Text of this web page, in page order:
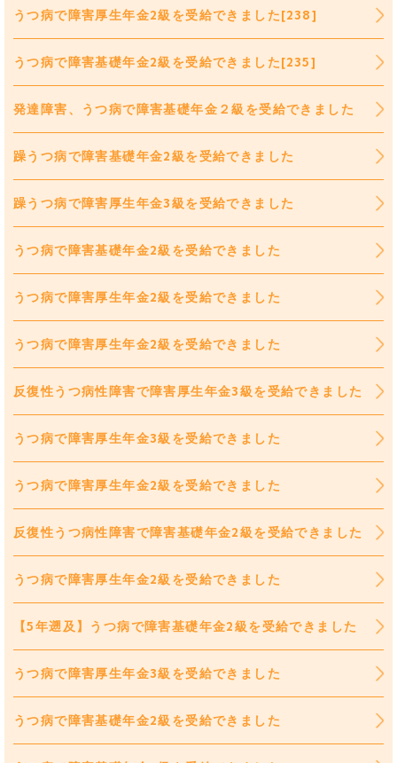
うつ病で障害厚生年金2級を受給できました[238]
うつ病で障害基礎年金2級を受給できました[235]
発達障害、うつ病で障害基礎年金２級を受給できました
躁うつ病で障害基礎年金2級を受給できました
躁うつ病で障害厚生年金3級を受給できました
うつ病で障害基礎年金2級を受給できました
うつ病で障害厚生年金2級を受給できました
うつ病で障害厚生年金2級を受給できました
反復性うつ病性障害で障害厚生年金3級を受給できました
うつ病で障害厚生年金3級を受給できました
うつ病で障害厚生年金2級を受給できました
反復性うつ病性障害で障害基礎年金2級を受給できました
うつ病で障害厚生年金2級を受給できました
【5年遡及】うつ病で障害基礎年金2級を受給できました
うつ病で障害厚生年金3級を受給できました
うつ病で障害基礎年金2級を受給できました